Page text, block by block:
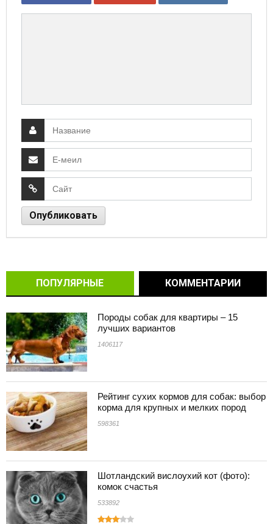
ПОПУЛЯРНЫЕ КОММЕНТАРИИ
Породы собак для квартиры – 15
лучших вариантов
1406117
Рейтинг сухих кормов для собак: выбор
корма для крупных и мелких пород
598361
Шотландский вислоухий кот (фото):
комок счастья
533892